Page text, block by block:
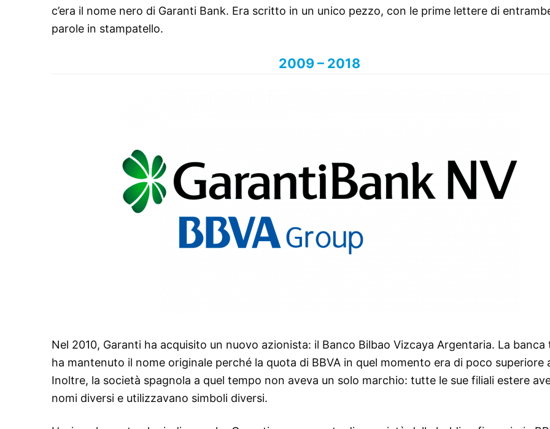
c’era il nome nero di Garanti Bank. Era scritto in un unico pezzo, con le prime lettere di
parole in stampatello.
2009 – 2018
Nel 2010, Garanti ha acquisito un nuovo azionista: il Banco Bilbao Vizcaya Argentaria. La banca
ha mantenuto il nome originale perché la quota di BBVA in quel momento era di poco superiore
Inoltre, la società spagnola a quel tempo non aveva un solo marchio: tutte le sue filiali estere
nomi diversi e utilizzavano simboli diversi.